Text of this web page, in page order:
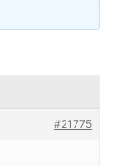
#21775